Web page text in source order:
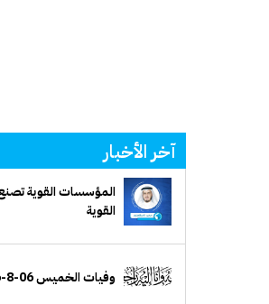
آخر الأخبار
المؤسسات القوية
القوية
وفيات الخميس 06-8-2026